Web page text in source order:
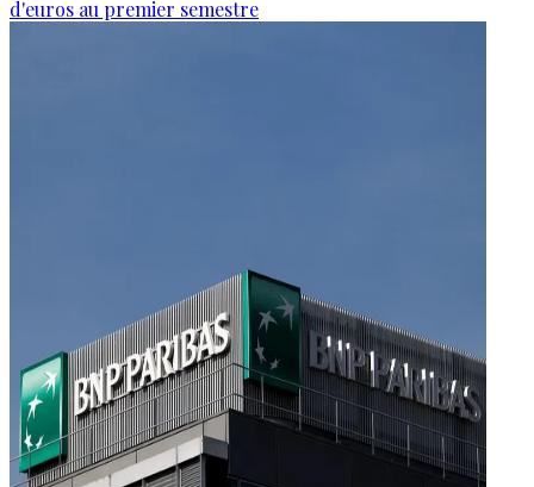
d'euros au premier semestre